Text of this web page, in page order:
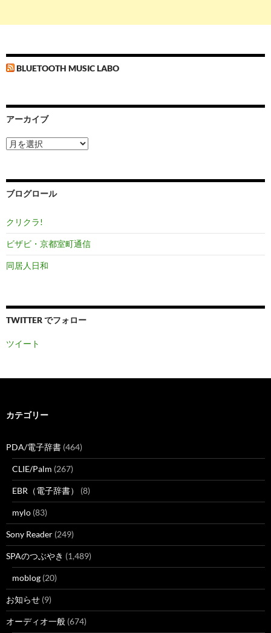
BLUETOOTH MUSIC LABO
アーカイブ
ア
ー
ブ
ブログロール
クリクラ!
ビザビ・京都室町通信
同居人日和
TWITTER でフォロー
ツイート
カテゴリー
PDA/電子辞書 (464)
CLIE/Palm (267)
EBR（電子辞書） (8)
mylo (83)
Sony Reader (249)
SPAのつぶやき (1,489)
moblog (20)
お知らせ (9)
オーディオ一般 (674)